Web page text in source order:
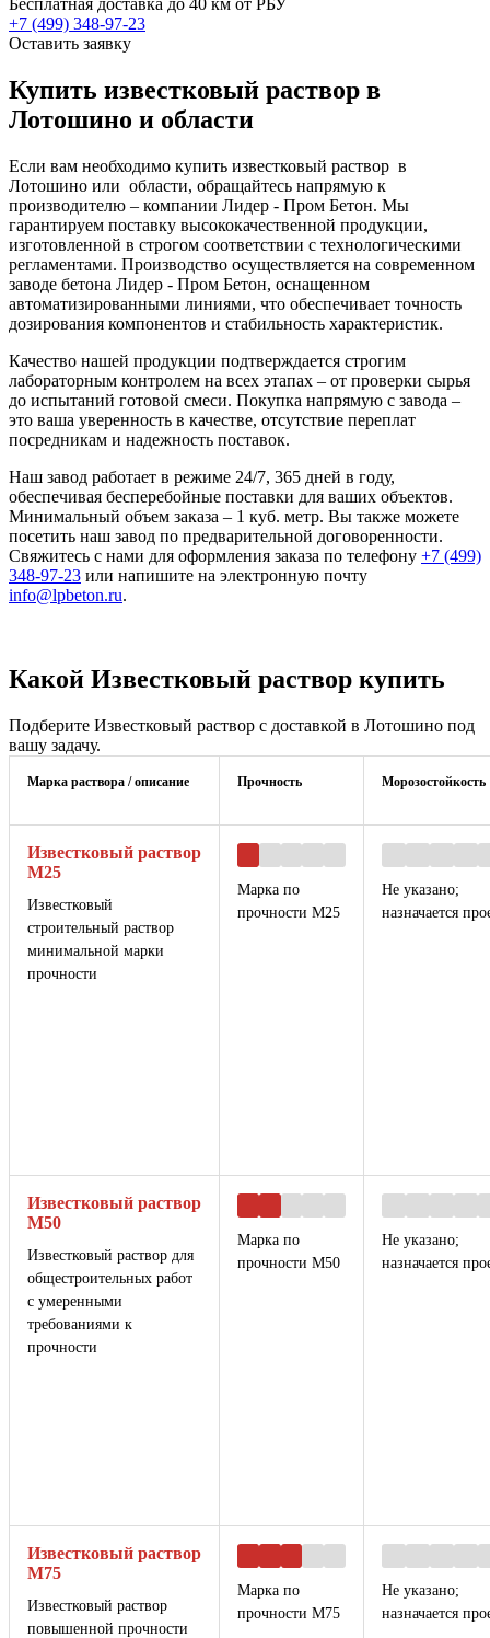
Бесплатная доставка до 40 км от РБУ
+7 (499) 348-97-23
Оставить заявку
Купить известковый раствор в
Лотошино и области
Если вам необходимо купить известковый раствор в
Лотошино или области, обращайтесь напрямую к
производителю – компании Лидер - Пром Бетон. Мы
гарантируем поставку высококачественной продукции,
изготовленной в строгом соответствии с технологическими
регламентами. Производство осуществляется на современном
заводе бетона Лидер - Пром Бетон, оснащенном
автоматизированными линиями, что обеспечивает точность
дозирования компонентов и стабильность характеристик.
Качество нашей продукции подтверждается строгим
лабораторным контролем на всех этапах – от проверки сырья
до испытаний готовой смеси. Покупка напрямую с завода –
это ваша уверенность в качестве, отсутствие переплат
посредникам и надежность поставок.
Наш завод работает в режиме 24/7, 365 дней в году,
обеспечивая бесперебойные поставки для ваших объектов.
Минимальный объем заказа – 1 куб. метр. Вы также можете
посетить наш завод по предварительной договоренности.
Свяжитесь с нами для оформления заказа по телефону +7 (499)
348-97-23 или напишите на электронную почту
info@lpbeton.ru.
Какой Известковый раствор купить
Подберите Известковый раствор с доставкой в Лотошино под
вашу задачу.
Марка раствора / описание Прочность Морозостойкость
Известковый раствор
М25
Известковый
строительный раствор
минимальной марки
прочности
Марка по
прочности М25
Не указано;
назначается
Известковый раствор
М50
Известковый раствор для
общестроительных работ
с умеренными
требованиями к
прочности
Марка по
прочности М50
Не указано;
назначается
Известковый раствор
М75
Известковый раствор
повышенной прочности
Марка по
прочности М75
Не указано;
назначается